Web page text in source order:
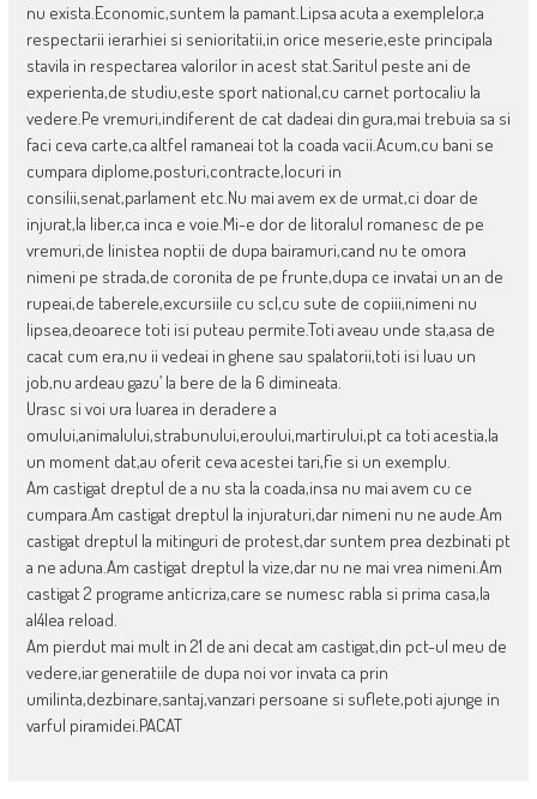
nu exista.Economic,suntem la pamant.Lipsa acuta a exemplelor,a
respectarii ierarhiei si senioritatii,in orice meserie,este principala
stavila in respectarea valorilor in acest stat.Saritul peste ani de
experienta,de studiu,este sport national,cu carnet portocaliu la
vedere.Pe vremuri,indiferent de cat dadeai din gura,mai trebuia sa si
faci ceva carte,ca altfel ramaneai tot la coada vacii.Acum,cu bani se
cumpara diplome,posturi,contracte,locuri in
consilii,senat,parlament etc.Nu mai avem ex de urmat,ci doar de
injurat,la liber,ca inca e voie.Mi-e dor de litoralul romanesc de pe
vremuri,de linistea noptii de dupa bairamuri,cand nu te omora
nimeni pe strada,de coronita de pe frunte,dupa ce invatai un an de
rupeai,de taberele,excursiile cu scl,cu sute de copiii,nimeni nu
lipsea,deoarece toti isi puteau permite.Toti aveau unde sta,asa de
cacat cum era,nu ii vedeai in ghene sau spalatorii,toti isi luau un
job,nu ardeau gazu’ la bere de la 6 dimineata.
Urasc si voi ura luarea in deradere a
omului,animalului,strabunului,eroului,martirului,pt ca toti acestia,la
un moment dat,au oferit ceva acestei tari,fie si un exemplu.
Am castigat dreptul de a nu sta la coada,insa nu mai avem cu ce
cumpara.Am castigat dreptul la injuraturi,dar nimeni nu ne aude.Am
castigat dreptul la mitinguri de protest,dar suntem prea dezbinati pt
a ne aduna.Am castigat dreptul la vize,dar nu ne mai vrea nimeni.Am
castigat 2 programe anticriza,care se numesc rabla si prima casa,la
al4lea reload.
Am pierdut mai mult in 21 de ani decat am castigat,din pct-ul meu de
vedere,iar generatiile de dupa noi vor invata ca prin
umilinta,dezbinare,santaj,vanzari persoane si suflete,poti ajunge in
varful piramidei.PACAT